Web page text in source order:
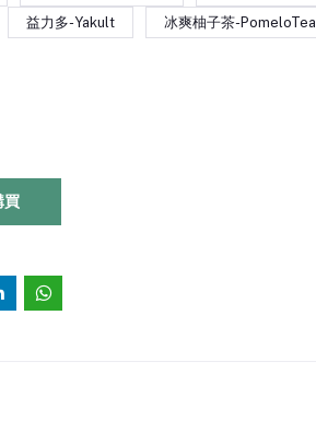
益力多-Yakult 冰爽柚子茶-PomeloTea
買